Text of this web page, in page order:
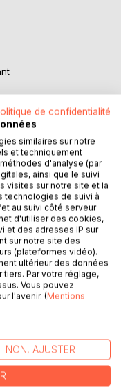
d'un gentil et naïf
nous pourra souvent
de confidentialité
similaires sur notre
et techniquement
d'analyse (par
ainsi que le suivi
visites sur notre site et la
technologies de suivi à
au suivi côté serveur
d'utiliser des cookies,
et des adresses IP sur
sur notre site des
(plateformes vidéo).
ultérieur des données
tiers. Par votre réglage,
Vous pouvez
l'avenir. (Mentions
NON, AJUSTER